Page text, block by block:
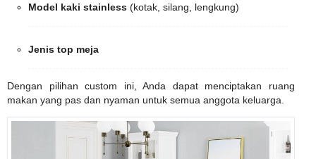
Model kaki stainless (kotak, silang, lengkung)
Jenis top meja
Dengan pilihan custom ini, Anda dapat menciptakan ruang
makan yang pas dan nyaman untuk semua anggota keluarga.